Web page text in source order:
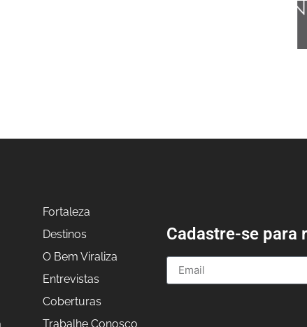
Fortaleza
Destinos
O Bem Viraliza
Entrevistas
Coberturas
Trabalhe Conosco
Cadastre-se para